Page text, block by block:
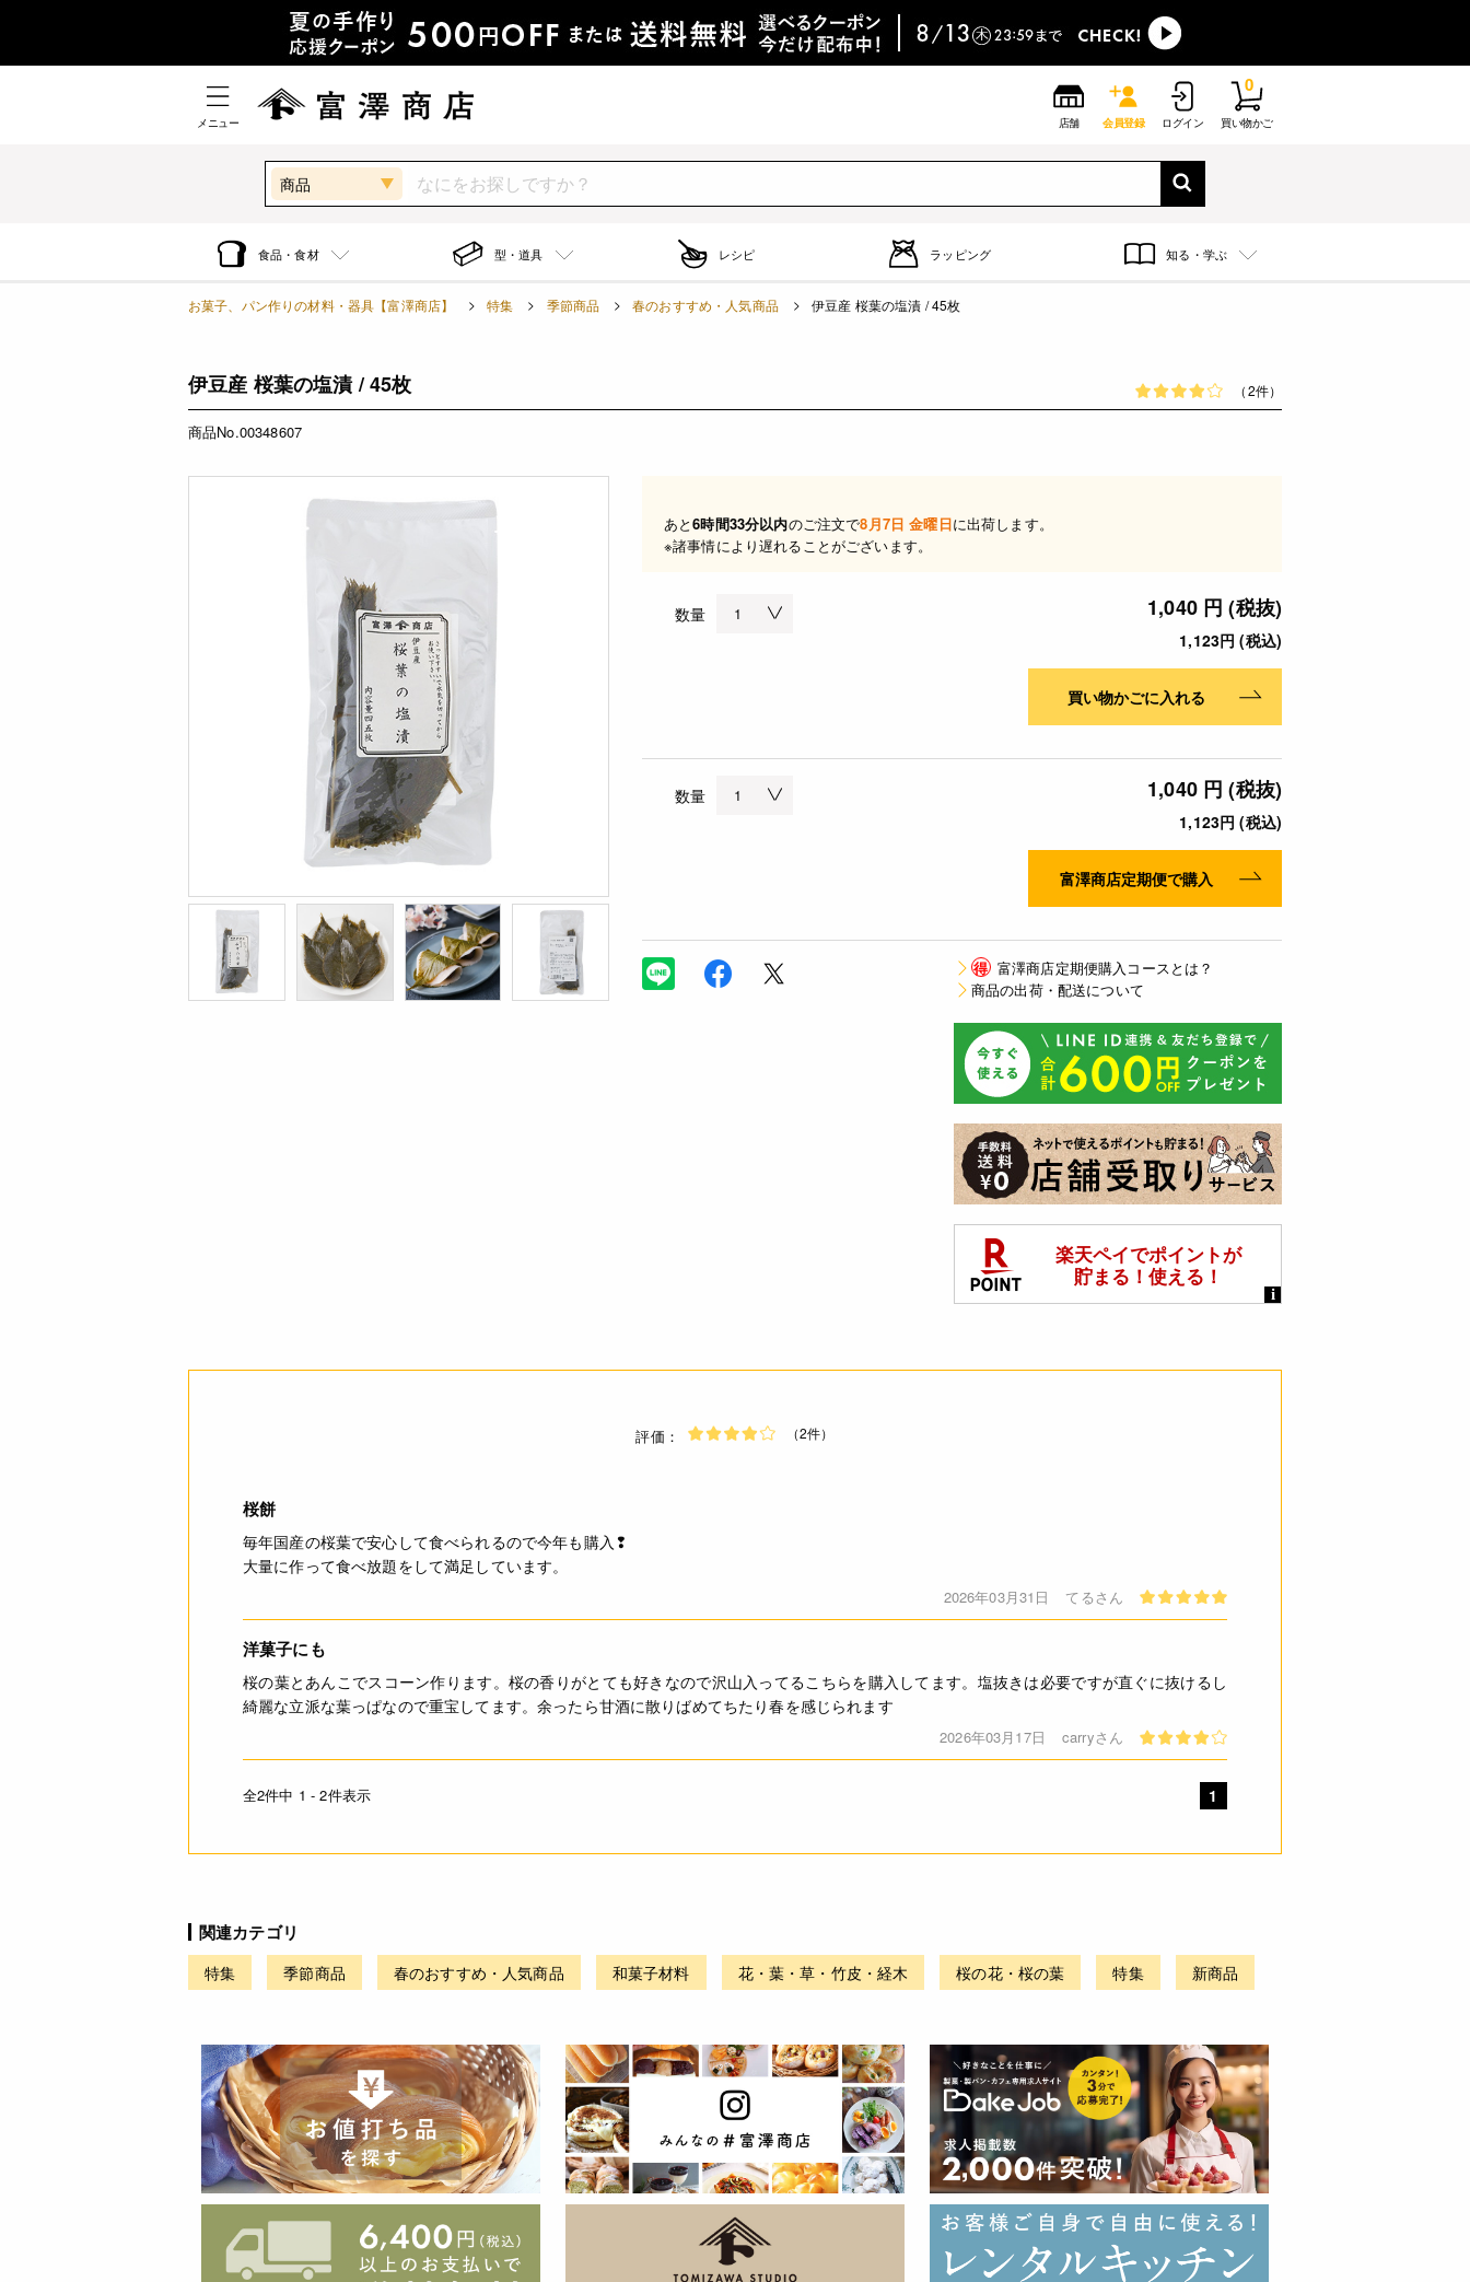
メニュー 店舗 会員登録 ログイン 買い物かご
0
商品
食品・食材 型・道具 レシピ ラッピング 知る・学ぶ
お菓子、パン作りの材料・器具【富澤商店】 特集 季節商品 春のおすすめ・人気商品 伊豆産 桜葉の塩漬 / 45枚
伊豆産 桜葉の塩漬 / 45枚 （2件）
商品No.00348607
あと6時間33分以内のご注文で8月7日 金曜日に出荷します。
※諸事情により遅れることがございます。
数量 1,040 円 (税抜)
1,123円 (税込)
買い物かごに入れる
数量 1,040 円 (税抜)
1,123円 (税込)
富澤商店定期便で購入
得 富澤商店定期便購入コースとは？
商品の出荷・配送について
評価： （2件）
桜餅
毎年国産の桜葉で安心して食べられるので今年も購入❢
大量に作って食べ放題をして満足しています。
2026年03月31日 てるさん
洋菓子にも
桜の葉とあんこでスコーン作ります。桜の香りがとても好きなので沢山入ってるこちらを購入してます。塩抜きは必要ですが直ぐに抜けるし
綺麗な立派な葉っぱなので重宝してます。余ったら甘酒に散りばめてちたり春を感じられます
2026年03月17日 carryさん
全2件中 1 - 2件表示 1
関連カテゴリ
特集 季節商品 春のおすすめ・人気商品 和菓子材料 花・葉・草・竹皮・経木 桜の花・桜の葉 特集 新商品